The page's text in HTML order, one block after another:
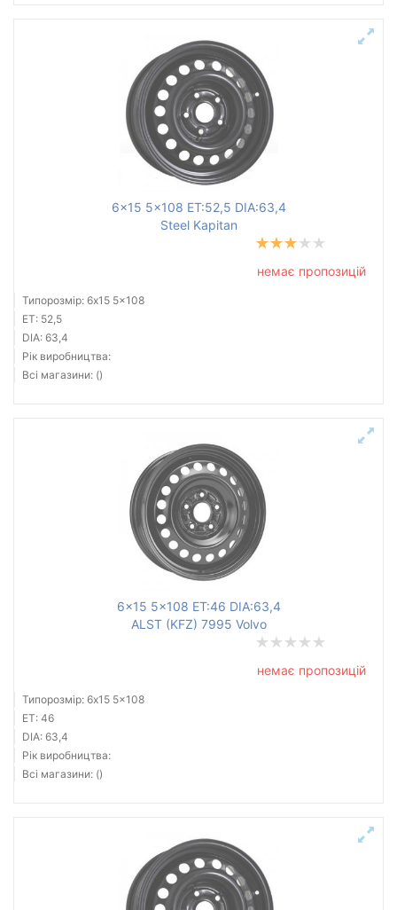
6x15 5x108 ET:52,5 DIA:63,4
Steel Kapitan
немає пропозицій
Типорозмір: 6x15 5x108
ET: 52,5
DIA: 63,4
Рік виробництва:
Всі магазини: ()
6x15 5x108 ET:46 DIA:63,4
ALST (KFZ) 7995 Volvo
немає пропозицій
Типорозмір: 6x15 5x108
ET: 46
DIA: 63,4
Рік виробництва:
Всі магазини: ()